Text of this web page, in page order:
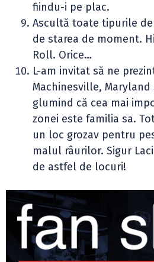
fiindu-i pe plac.
Ascultă toate tipurile
de starea de moment.
Roll. Orice…
L-am invitat să ne
Machinesville,
glumind că cea mai
zonei este familia sa.
un loc grozav pentru
malul râurilor. Sigur
de astfel de locuri!